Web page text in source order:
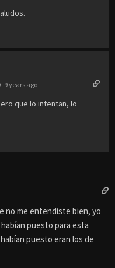
9 years ago
que lo intentan, lo
no me entendiste bien, yo
puesto para esta
puesto eran los de